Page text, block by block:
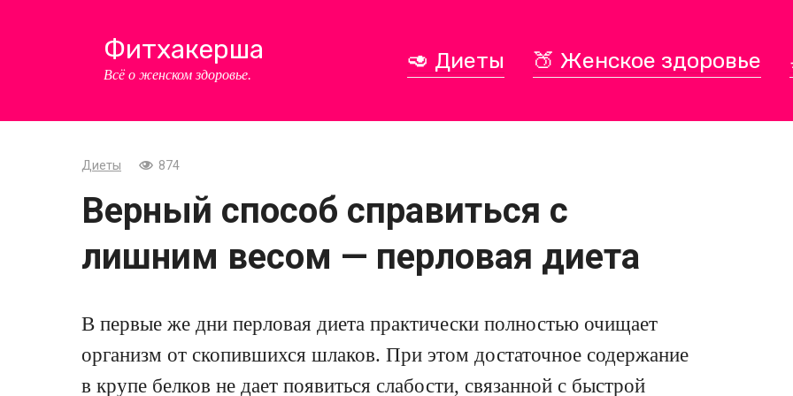
Фитхакерша
Всё о женском здоровье.
🥑 Диеты 🍑 Женское здоровье
Диеты 874
Верный способ справиться с
лишним весом — перловая диета
В первые же дни перловая диета практически полностью очищает
организм от скопившихся шлаков. При этом достаточное содержание
в крупе белков не дает появиться слабости, связанной с быстрой